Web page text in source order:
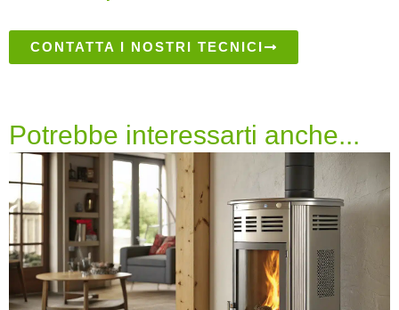
CONTATTA I NOSTRI TECNICI
Potrebbe interessarti anche...